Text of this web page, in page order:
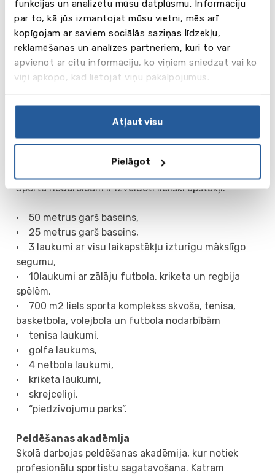
funkcijas un analizētu mūsu datplūsmu. Informāciju
par to, kā jūs izmantojat mūsu vietni, mēs arī
kopīgojam ar saviem sociālās saziņas līdzekļu,
reklamēšanas un analīzes partneriem, kuri to var
apvienot ar citu informāciju, ko viņiem sniedzat vai ko
viņi apkopo, kad lietojat viņu pakalpojumus.
Atļaut visu
Pielāgot
liela, visi skolēni katru gadu piedalās uzvedumā
(parasti mūziklā), darbojoties uz skatuves vai
aizkulisēs.
9-13 klašu skolēni var darboties militārajā korpusā
un piedalīties sporta spēlē Duke of Edinburgh
norisinās jau no 1948.gada un kuras garums ir 125
jūdzes.
Sporta nodarbībām ir izveidoti lieliski apstākļi:
• 50 metrus garš baseins,
• 25 metrus garš baseins,
• 3 laukumi ar visu laikapstākļu izturīgu mākslīgo
segumu,
• 10laukumi ar zālāju futbola, kriketa un regbija
spēlēm,
• 700 m2 liels sporta komplekss skvoša, tenisa,
basketbola, volejbola un futbola nodarbībām
• tenisa laukumi,
• golfa laukums,
• 4 netbola laukumi,
• kriketa laukumi,
• skrejceliņi,
• “piedzīvojumu parks”.
Peldēšanas akadēmija
Skolā darbojas peldēšanas akadēmija, kur notiek
profesionālu sportistu sagatavošana. Katram